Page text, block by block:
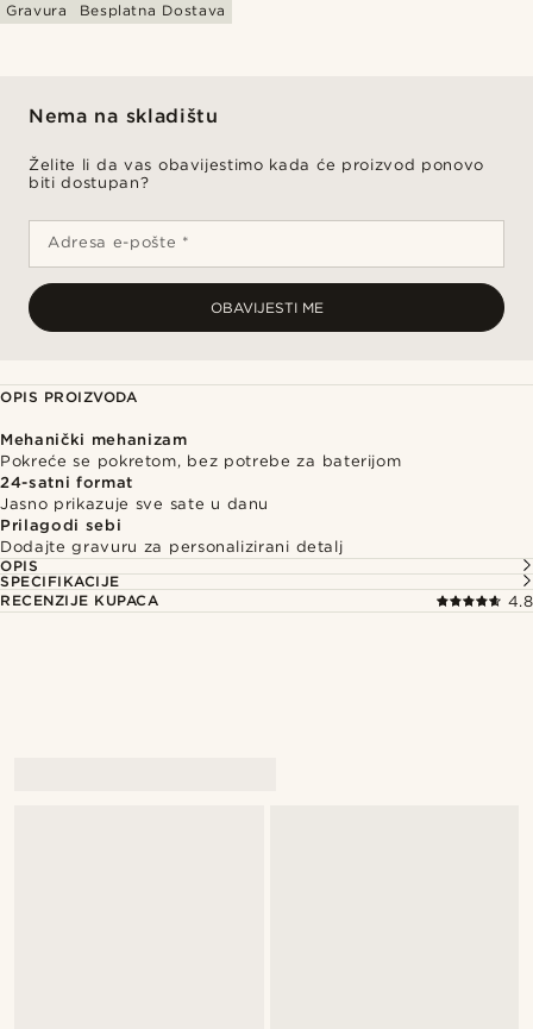
Gravura
Besplatna Dostava
Nema na skladištu
Želite li da vas obavijestimo kada će proizvod ponovo
biti dostupan?
Adresa e-pošte *
OBAVIJESTI ME
OPIS PROIZVODA
Mehanički mehanizam
Pokreće se pokretom, bez potrebe za baterijom
24-satni format
Jasno prikazuje sve sate u danu
Prilagodi sebi
Dodajte gravuru za personalizirani detalj
OPIS
SPECIFIKACIJE
RECENZIJE KUPACA
4.8